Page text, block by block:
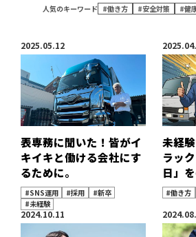
人気のキーワード #働き方 #安全対策 #健
2025.05.12
表専務に聞いた！皆がイ
キイキと働ける会社にす
るために。
#SNS運用 #採用
#新卒
#未経験
未経
ラッ
日」
#働き方
2024.10.11